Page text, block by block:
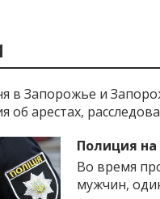
в Запорожье и
об арестах,
Полиция на
Во время
мужчин,